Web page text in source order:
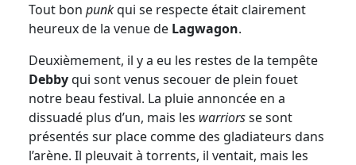
Tout bon punkqui se respecte était clairement
heureux de la venue de Lagwagon.
Deuxièmement, il y a eu les restes de la tempête
Debbyqui sont venus secouer de plein fouet
notre beau festival. La pluie annoncée en a
dissuadé plus d’un, mais les warriorsse sont
présentés sur place comme des gladiateurs dans
l’arène. Il pleuvait à torrents, il ventait, mais les